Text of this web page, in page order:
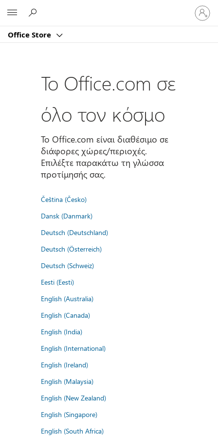
Office Store
Είσοδος
στον
Το Office.com σε
όλο τον κόσμο
Το Office.com είναι διαθέσιμο σε
διάφορες χώρες/περιοχές.
Επιλέξτε παρακάτω τη γλώσσα
προτίμησής σας.
Čeština (Česko)
Dansk (Danmark)
Deutsch (Deutschland)
Deutsch (Österreich)
Deutsch (Schweiz)
Eesti (Eesti)
English (Australia)
English (Canada)
English (India)
English (International)
English (Ireland)
English (Malaysia)
English (New Zealand)
English (Singapore)
English (South Africa)